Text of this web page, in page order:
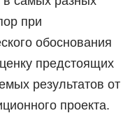
при
обоснования
предстоящих
результатов от
проекта.